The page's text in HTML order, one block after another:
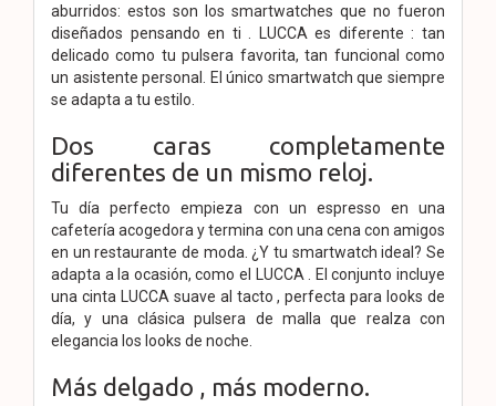
aburridos: estos son los smartwatches que no fueron
diseñados pensando en ti . LUCCA es diferente : tan
delicado como tu pulsera favorita, tan funcional como
un asistente personal. El único smartwatch que siempre
se adapta a tu estilo.
Dos caras completamente
diferentes de un mismo reloj.
Tu día perfecto empieza con un espresso en una
cafetería acogedora y termina con una cena con amigos
en un restaurante de moda. ¿Y tu smartwatch ideal? Se
adapta a la ocasión, como el LUCCA . El conjunto incluye
una cinta LUCCA suave al tacto , perfecta para looks de
día, y una clásica pulsera de malla que realza con
elegancia los looks de noche.
Más delgado , más moderno.